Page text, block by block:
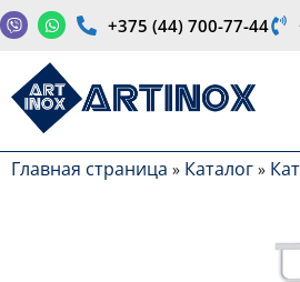
Главная страница » Каталог »
+375 (44) 700-77-44
Производство медицинской